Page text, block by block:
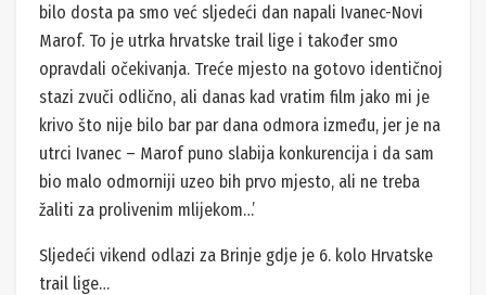
bilo dosta pa smo već sljedeći dan napali Ivanec-Novi
Marof. To je utrka hrvatske trail lige i također smo
opravdali očekivanja. Treće mjesto na gotovo identičnoj
stazi zvuči odlično, ali danas kad vratim film jako mi je
krivo što nije bilo bar par dana odmora između, jer je na
utrci Ivanec – Marof puno slabija konkurencija i da sam
bio malo odmorniji uzeo bih prvo mjesto, ali ne treba
žaliti za prolivenim mlijekom…’
Sljedeći vikend odlazi za Brinje gdje je 6. kolo Hrvatske
trail lige…